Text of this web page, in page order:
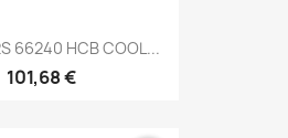
66240 HCB COOL...
101,68 €